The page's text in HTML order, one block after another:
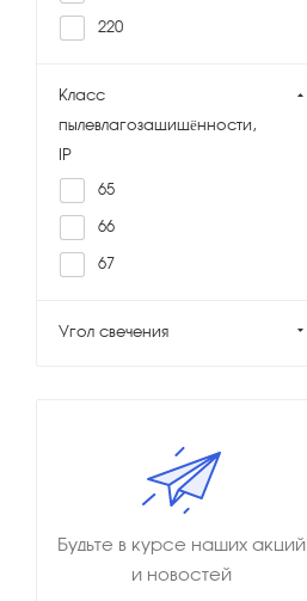
220
Класс
пылевлагозащищённости,
IP
65
66
67
Угол свечения
Будьте в курсе наших акций
и новостей